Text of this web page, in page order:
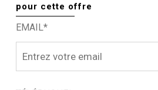
pour cette offre
EMAIL*